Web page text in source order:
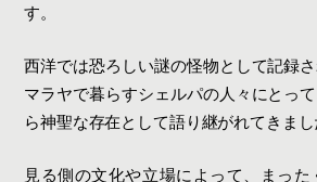
す。
西洋では恐ろしい謎の怪物として記録
マラヤで暮らすシェルパの人々にとっ
ら神聖な存在として語り継がれてきまし
見る側の文化や立場によって、まっ